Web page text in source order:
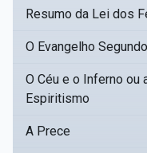
Resumo da Lei dos
O Evangelho
O Céu e o Inferno ou
Espiritismo
A Prece